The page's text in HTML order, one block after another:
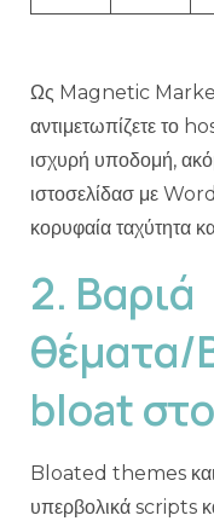
Ως Magnetic
αντιμετωπίζετε το
ισχυρή υποδομή,
ιστοσελίδασ με
κορυφαία ταχύτητα
2. Βαριά
θέματα/
bloat
Bloated themes
υπερβολικά scripts